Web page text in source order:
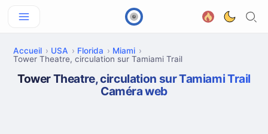
Accueil USA Florida
Miami
Tower Theatre, circulation sur Tamiami Trail
Tower Theatre, circulation sur Tamiami Trail
Caméra web